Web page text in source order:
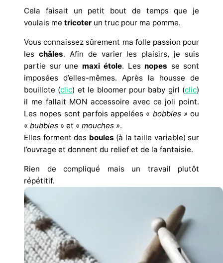
Cela faisait un petit bout de temps que je
voulais me tricoter un truc pour ma pomme.
Vous connaissez sûrement ma folle passion pour
les châles. Afin de varier les plaisirs, je suis
partie sur une maxi étole. Les nopes se sont
imposées d’elles-mêmes. Après la housse de
bouillote (clic) et le bloomer pour baby girl (clic)
il me fallait MON accessoire avec ce joli point.
Les nopes sont parfois appelées « bobbles » ou
« bubbles » et « mouches ».
Elles forment des boules (à la taille variable) sur
l’ouvrage et donnent du relief et de la fantaisie.
Rien de compliqué mais un travail plutôt
répétitif.